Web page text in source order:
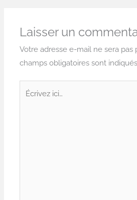
Laisser un
Votre adresse e-mail ne sera pas
champs obligatoires sont